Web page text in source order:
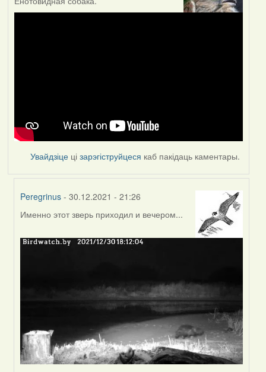
Увайдзіце цізарэгіструйцеся каб пакідаць каментары.
Peregrinus - 30.12.2021 - 21:26
In
to
Именно этот зверь приходил и вечером...